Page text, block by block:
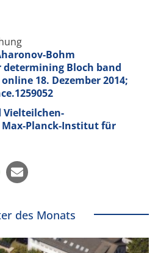
Bohm
Bloch band
18. Dezember 2014;
Planck-Institut für
des Monats